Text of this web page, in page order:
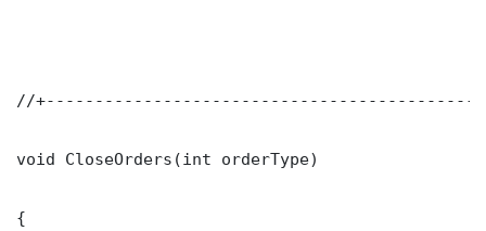
//
void CloseOrders(int orderType)
{